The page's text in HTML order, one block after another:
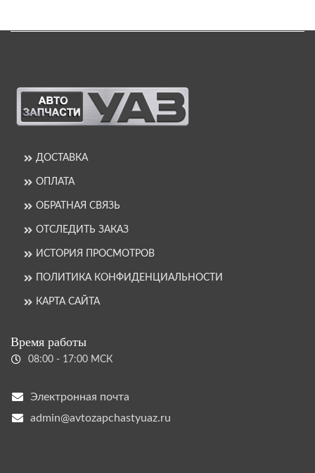
ДОСТАВКА
ОПЛАТА
ОБРАТНАЯ СВЯЗЬ
ОТСЛЕДИТЬ ЗАКАЗ
ИСТОРИЯ ПРОСМОТРОВ
ПОЛИТИКА КОНФИДЕНЦИАЛЬНОСТИ
КАРТА САЙТА
Время работы
08:00 - 17:00 МСК
Электронная почта
admin@avtozapchastyuaz.ru